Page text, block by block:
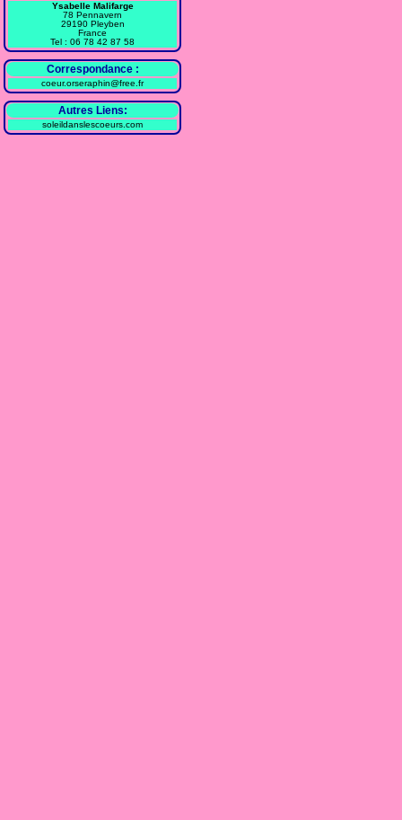
Ysabelle Malifarge
78 Pennavern
29190 Pleyben
France
Tel : 06 78 42 87 58
Correspondance :
coeur.orseraphin@free.fr
Autres Liens:
soleildanslescoeurs.com